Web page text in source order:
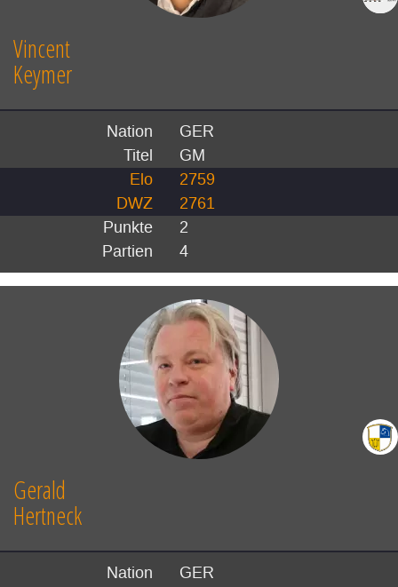
Vincent
Keymer
Nation
GER
Titel
GM
Elo
2759
DWZ
2761
Punkte
2
Partien
4
Gerald
Hertneck
Nation
GER